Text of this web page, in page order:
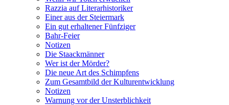
Razzia auf Literarhistoriker
Einer aus der Steiermark
Ein gut erhaltener Fünfziger
Bahr-Feier
Notizen
Die Staackmänner
Wer ist der Mörder?
Die neue Art des Schimpfens
Zum Gesamtbild der Kulturentwicklung
Notizen
Warnung vor der Unsterblichkeit